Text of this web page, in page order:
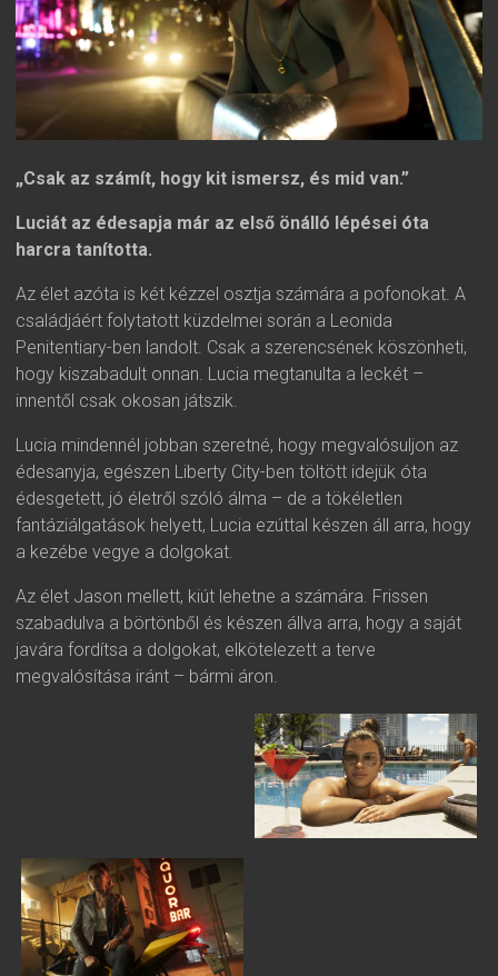
„Csak az számít, hogy kit ismersz, és mid van.”
Luciát az édesapja már az első önálló lépései óta
harcra tanította.
Az élet azóta is két kézzel osztja számára a pofonokat. A
családjáért folytatott küzdelmei során a Leonida
Penitentiary-ben landolt. Csak a szerencsének köszönheti,
hogy kiszabadult onnan. Lucia megtanulta a leckét –
innentől csak okosan játszik.
Lucia mindennél jobban szeretné, hogy megvalósuljon az
édesanyja, egészen Liberty City-ben töltött idejük óta
édesgetett, jó életről szóló álma – de a tökéletlen
fantáziálgatások helyett, Lucia ezúttal készen áll arra, hogy
a kezébe vegye a dolgokat.
Az élet Jason mellett, kiút lehetne a számára. Frissen
szabadulva a börtönből és készen állva arra, hogy a saját
javára fordítsa a dolgokat, elkötelezett a terve
megvalósítása iránt – bármi áron.